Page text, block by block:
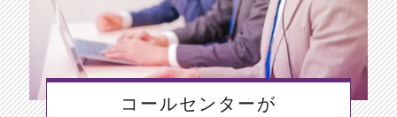
コールセンターが